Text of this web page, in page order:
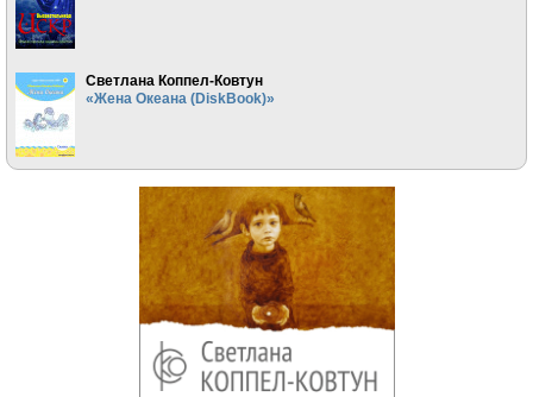
Светлана Коппел-Ковтун
«Жена Океана (DiskBook)»